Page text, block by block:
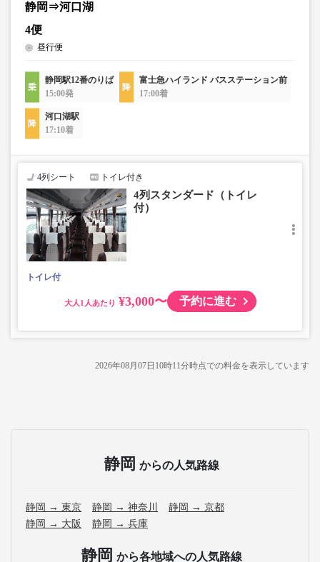
静岡⇒河口湖
4便
昼行便
静岡駅12番のりば
15:00発
富士急ハイランド バスステーション前
17:00着
河口湖駅
17:10着
4列シート トイレ付き
4列スタンダード（トイレ
付）
トイレ付
大人 ¥3,000〜 予約に進む
2026年08月07日10時11分時点での料金を表示しています
静岡 からの人気路線
静岡 → 東京 静岡 → 神奈川
静岡 → 京都
静岡 → 大阪
静岡 → 兵庫
静岡 から各地域への人気路線